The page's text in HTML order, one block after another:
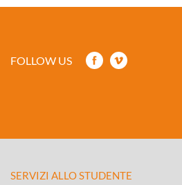
FOLLOW US
SERVIZI ALLO STUDENTE